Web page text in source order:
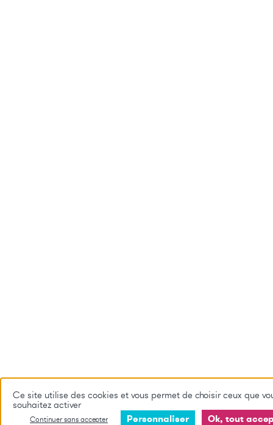
Ce site utilise des cookies et vous permet de choisir ceux que
souhaitez activer
Continuer sans accepter Personnaliser Ok, tout